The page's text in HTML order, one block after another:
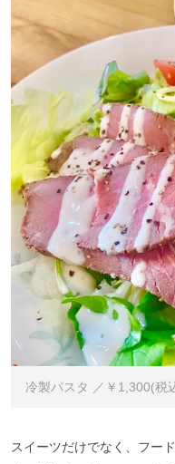
冷製パスタ ／￥1,300(税
スイーツだけでなく、フー